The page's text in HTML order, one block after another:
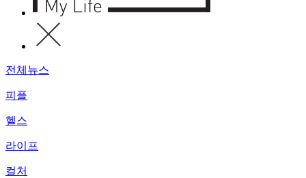
전체뉴스
피플
헬스
라이프
컬처